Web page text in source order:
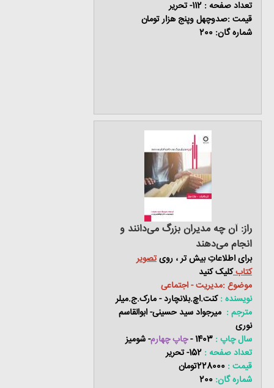
تعداد صفحه : 112- تحریر
قیمت :صدوچهل وپنج هزار تومان
شماره گان: 200
راز: آن چه مدیران بزرگ می‌دانند و
انجام می‌دهند
برای اطلاعاتِ بیش تر ، رویتصویر
کتابکلیک کنید
موضوع :مدیریت - اجتماعی
نویسنده :کنت.اچ.بلانچارد - مارک.ج.میلر
مترجم : میرجواد سید حسینی- ابوالقاسم
نوری
سال چاپ :
چاپ چهارم- شومیز
تعداد صفحه : 152- تحریر
قیمت : 228000تومان
شماره گان: 200